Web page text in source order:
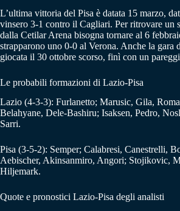
L’ultima vittoria del Pisa è datata 15 marzo,
vinsero 3-1 contro il Cagliari. Per ritrovare un
dalla Cetilar Arena bisogna tornare al 6
strapparono uno 0-0 al Verona. Anche la gara
giocata il 30 ottobre scorso, finì con un
Le probabili formazioni di Lazio-Pisa
Lazio (4-3-3): Furlanetto; Marusic, Gila,
Belahyane, Dele-Bashiru; Isaksen, Pedro,
Sarri.
Pisa (3-5-2): Semper; Calabresi, Canestrelli,
Aebischer, Akinsanmiro, Angori; Stojikovic,
Hiljemark.
Quote e pronostici Lazio-Pisa degli analisti